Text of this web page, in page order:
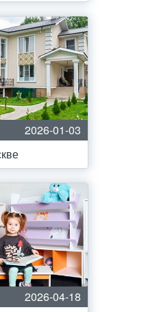
2026-01-03
2026-04-18